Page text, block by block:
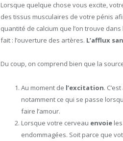
Lorsque quelque chose vous excite,
des tissus musculaires de votre pénis
quantité de calcium que l’on trouve
fait : l’ouverture des artères. L’afflux
Du coup, on comprend bien que la
Au moment de l’excitation.
notamment ce qui se passe
faire l’amour.
Lorsque votre cerveau envoie
endommagées. Soit parce que